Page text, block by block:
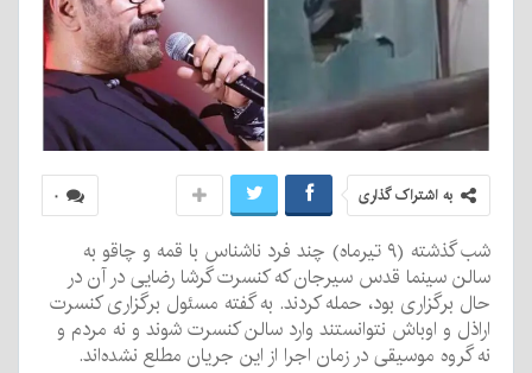
۰ به اشتراک گذاری
شب گذشته (۹ تیرماه) چند فرد ناشناس با قمه و چاقو به
سالن سینما قدس سیرجان که کنسرت گرشا رضایی در آن در
حال برگزاری بود، حمله کردند. به گفته مسئول برگزاری کنسرت
اراذل و اوباش نتوانستند وارد سالن کنسرت شوند و نه مردم و
نه گروه موسیقی در زمان اجرا از این جریان مطلع نشده‌اند.